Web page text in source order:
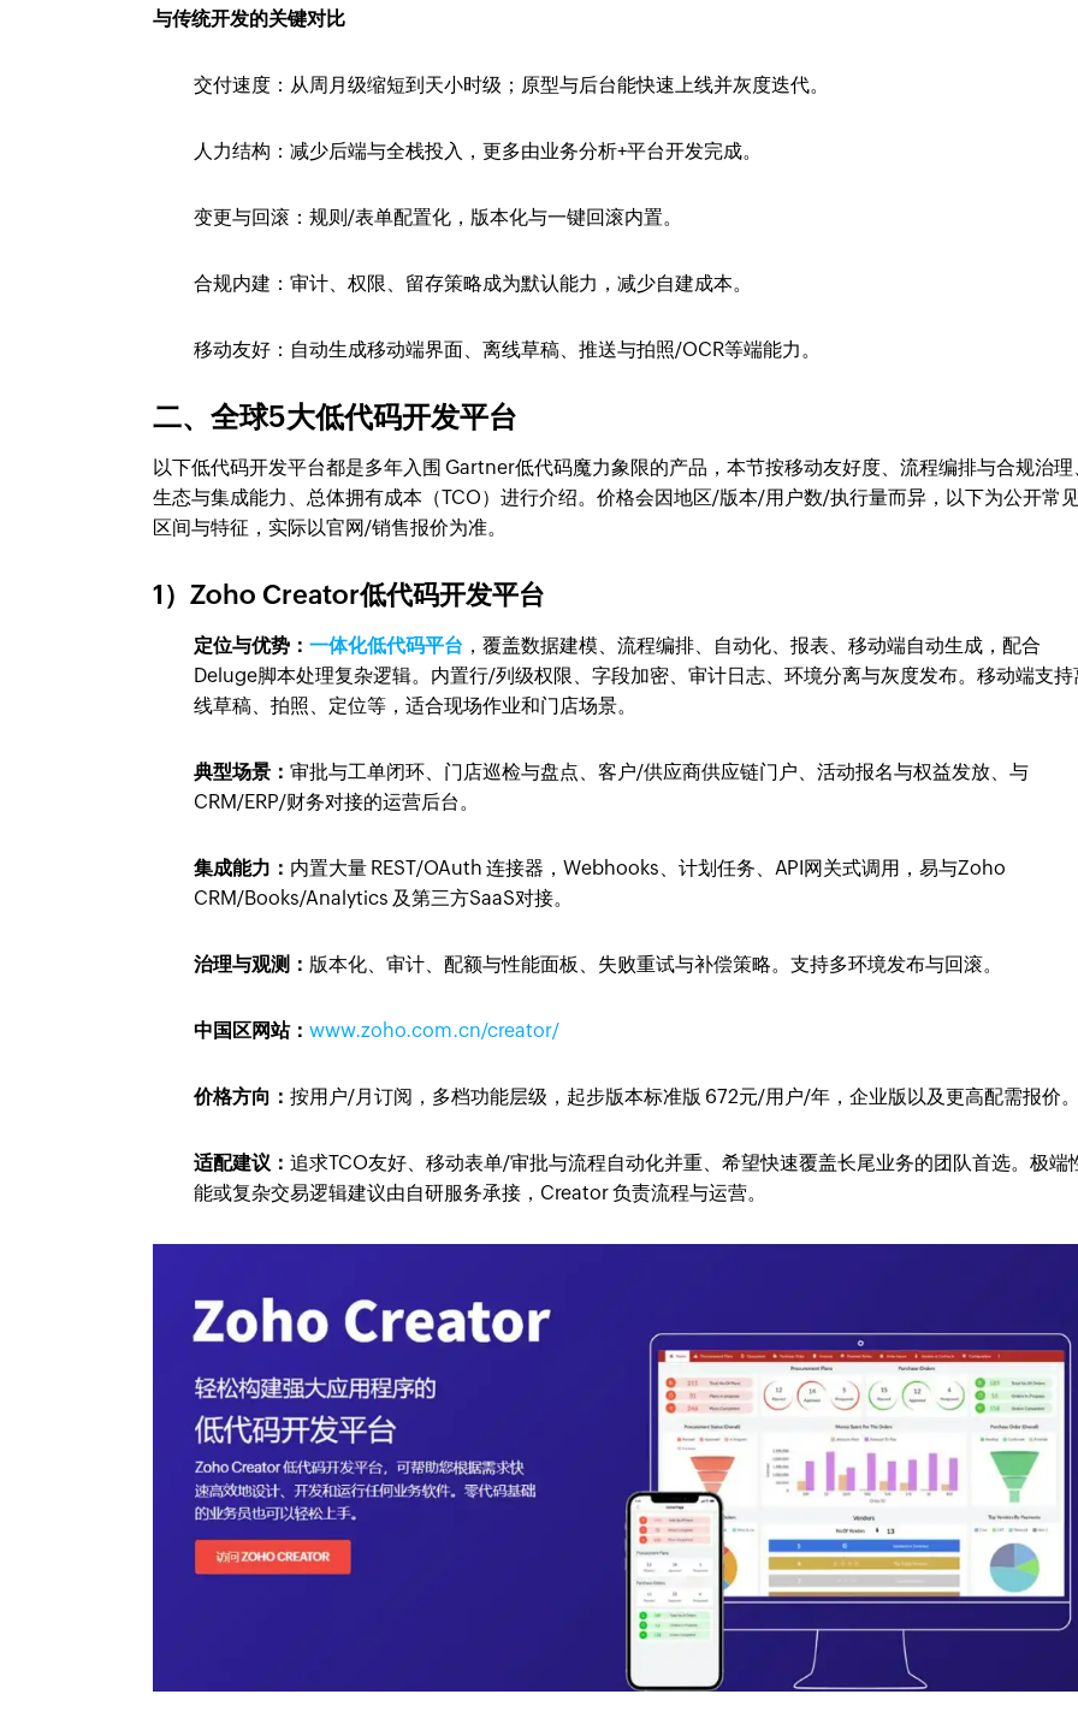
与传统开发的关键对比
交付速度：从周月级缩短到天小时级；原型与后台能快速上线并灰度迭代。
人力结构：减少后端与全栈投入，更多由业务分析+平台开发完成。
变更与回滚：规则/表单配置化，版本化与一键回滚内置。
合规内建：审计、权限、留存策略成为默认能力，减少自建成本。
移动友好：自动生成移动端界面、离线草稿、推送与拍照/OCR等端能力。
二、全球5大低代码开发平台
以下低代码开发平台都是多年入围 Gartner低代码魔力象限的产品，本节按移动友好度、流程编排与合规治理
生态与集成能力、总体拥有成本（TCO）进行介绍。价格会因地区/版本/用户数/执行量而异，以下为公开常
区间与特征，实际以官网/销售报价为准。
1）Zoho Creator低代码开发平台
定位与优势：一体化低代码平台 ，覆盖数据建模、流程编排、自动化、报表、移动端自动生成，配合
Deluge脚本处理复杂逻辑。内置行/列级权限、字段加密、审计日志、环境分离与灰度发布。移动端支持
线草稿、拍照、定位等，适合现场作业和门店场景。
典型场景：审批与工单闭环、门店巡检与盘点、客户/供应商供应链门户、活动报名与权益发放、与
CRM/ERP/财务对接的运营后台。
集成能力： 内置大量 REST/OAuth 连接器，Webhooks、计划任务、API网关式调用，易与Zoho
CRM/Books/Analytics 及第三方SaaS对接。
治理与观测： 版本化、审计、配额与性能面板、失败重试与补偿策略。支持多环境发布与回滚。
中国区网站：www.zoho.com.cn/creator/
价格方向：按用户/月订阅，多档功能层级，起步版本标准版 672元/用户/年，企业版以及更高配需报价
适配建议：追求TCO友好、移动表单/审批与流程自动化并重、希望快速覆盖长尾业务的团队首选。极端
能或复杂交易逻辑建议由自研服务承接，Creator 负责流程与运营。